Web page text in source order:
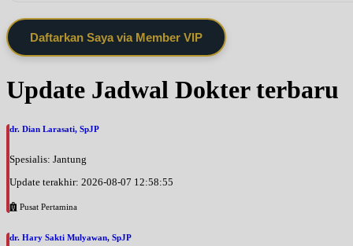
Daftarkan Saya via Member VIP
Update Jadwal Dokter terbaru
dr. Dian Larasati, SpJP
Spesialis: Jantung
Update terakhir: 2026-08-07 12:58:55
Pusat Pertamina
dr. Hary Sakti Mulyawan, SpJP